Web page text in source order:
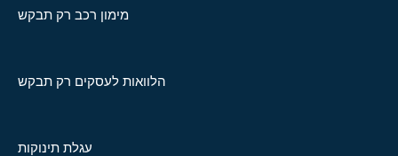
מימון רכב רק תבקש
הלוואות לעסקים רק תבקש
עגלת תינוקות